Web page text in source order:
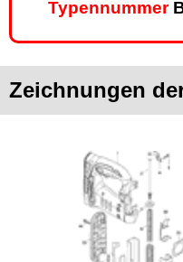
Typennummer
Zeichnungen